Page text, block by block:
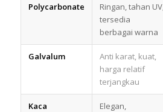
Polycarbonate
Ringan, tahan UV,
tersedia
berbagai warna
Galvalum
Anti karat, kuat,
harga relatif
terjangkau
Kaca
Elegan,